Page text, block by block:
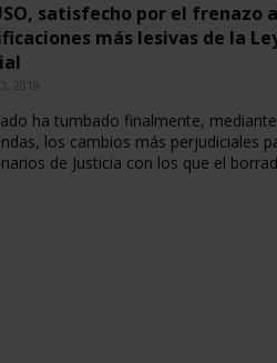
satisfecho por el frenazo
más lesivas de la
2019
ha tumbado finalmente,
los cambios más perjudiciales
de Justicia con los que el